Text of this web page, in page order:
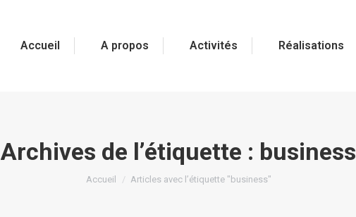
Accueil A propos Activités Réalisations
Archives de l’étiquette : business
Vous êtes ici :
Accueil Articles avec l’étiquette "business"